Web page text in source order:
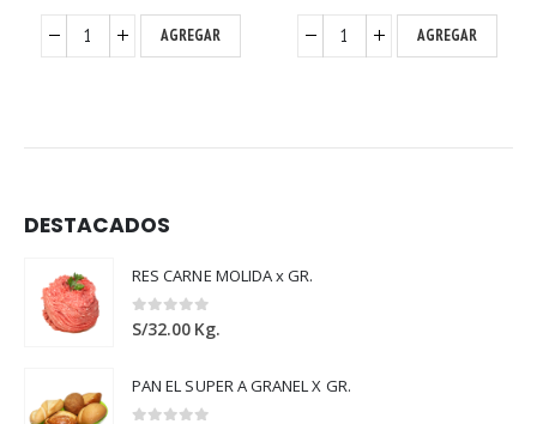
AGREGAR AGREGAR
DESTACADOS
RES CARNE MOLIDA x GR.
0out of 5
S/32.00 Kg.
PAN EL SUPER A GRANEL X GR.